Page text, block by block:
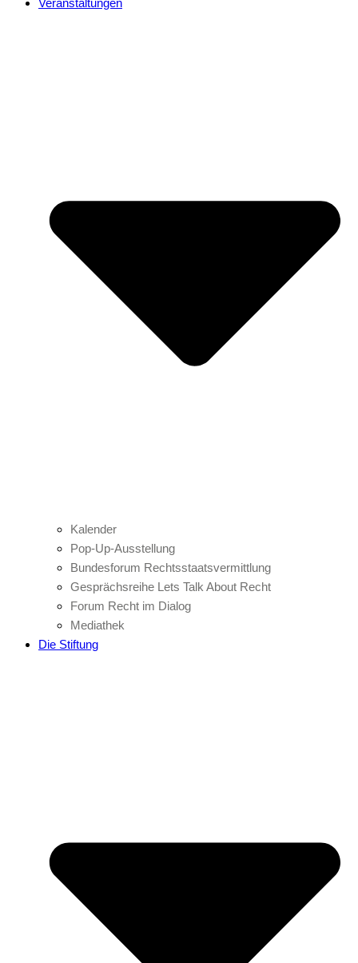
Veranstaltungen
Kalender
Pop-Up-Ausstellung
Bundesforum Rechtsstaatsvermittlung
Gesprächsreihe Lets Talk About Recht
Forum Recht im Dialog
Mediathek
Die Stiftung